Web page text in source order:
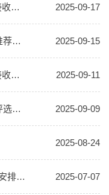
北京航空航天大学电子信息工程学院接收推荐免试攻读2026年研究生（含博士）复试细则 2025-09-17
电子信息工程学院2025年宝钢教育奖推荐结果公示 2025-09-15
北京航空航天大学电子信息工程学院接收推荐免试攻读2026年研究生（含博士）工作方案 2025-09-11
电子信息工程学院2025年宝钢教育奖评选通知 2025-09-09
2025-08-24
关于公布2025-2026学年学位审核工作安排的通知 2025-07-07